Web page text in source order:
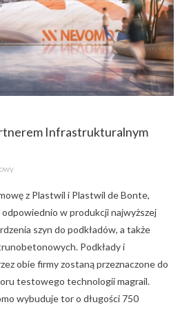
Infrastrukturalnym
z Plastwil i Plastwil de Bonte,
odpowiednio w produkcji najwyższej
szyn do podkładów, a także
Podkłady i
obie firmy zostaną przeznaczone do
testowego technologii magrail.
wybuduje tor o długości 750